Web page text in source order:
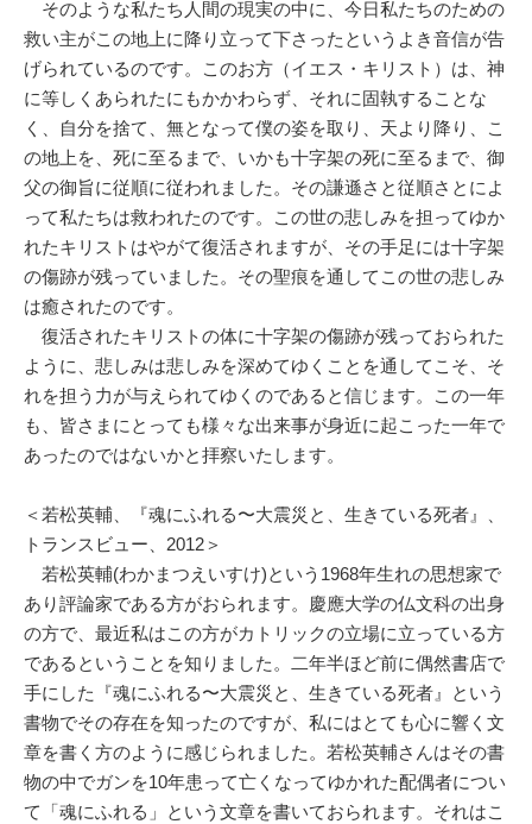
そのような私たち人間の現実の中に、今日私たちのための
救い主がこの地上に降り立って下さったというよき音信が告
げられているのです。このお方（イエス・キリスト）は、神
に等しくあられたにもかかわらず、それに固執することな
く、自分を捨て、無となって僕の姿を取り、天より降り、こ
の地上を、死に至るまで、いかも十字架の死に至るまで、御
父の御旨に従順に従われました。その謙遜さと従順さとによ
って私たちは救われたのです。この世の悲しみを担ってゆか
れたキリストはやがて復活されますが、その手足には十字架
の傷跡が残っていました。その聖痕を通してこの世の悲しみ
は癒されたのです。
復活されたキリストの体に十字架の傷跡が残っておられた
ように、悲しみは悲しみを深めてゆくことを通してこそ、そ
れを担う力が与えられてゆくのであると信じます。この一年
も、皆さまにとっても様々な出来事が身近に起こった一年で
あったのではないかと拝察いたします。
＜若松英輔、『魂にふれる〜大震災と、生きている死者』、
トランスビュー、2012＞
若松英輔(わかまつえいすけ)という1968年生れの思想家で
あり評論家である方がおられます。慶應大学の仏文科の出身
の方で、最近私はこの方がカトリックの立場に立っている方
であるということを知りました。二年半ほど前に偶然書店で
手にした『魂にふれる〜大震災と、生きている死者』という
書物でその存在を知ったのですが、私にはとても心に響く文
章を書く方のように感じられました。若松英輔さんはその書
物の中でガンを10年患って亡くなってゆかれた配偶者につい
て「魂にふれる」という文章を書いておられます。それはこ